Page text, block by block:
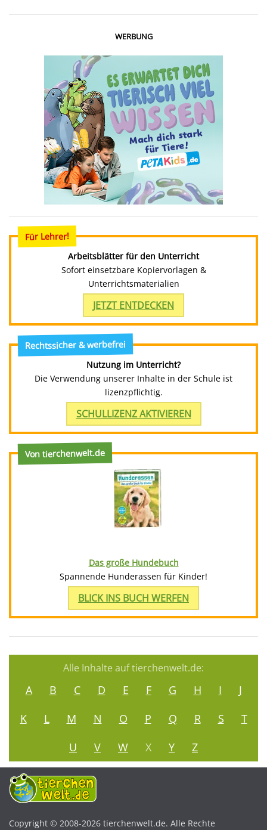
WERBUNG
Für Lehrer!
Arbeitsblätter für den Unterricht
Sofort einsetzbare Kopiervorlagen &
Unterrichtsmaterialien
JETZT ENTDECKEN
Rechtssicher & werbefrei
Nutzung im Unterricht?
Die Verwendung unserer Inhalte in der Schule ist
lizenzpflichtig.
SCHULLIZENZ AKTIVIEREN
Von tierchenwelt.de
Das große Hundebuch
Spannende Hunderassen für Kinder!
BLICK INS BUCH WERFEN
Alle Inhalte auf tierchenwelt.de:
A B C D E F G H I
J
K
L M N O P Q R S
T
U
V W X Y Z
Copyright © 2008-2026 tierchenwelt.de. Alle Rechte